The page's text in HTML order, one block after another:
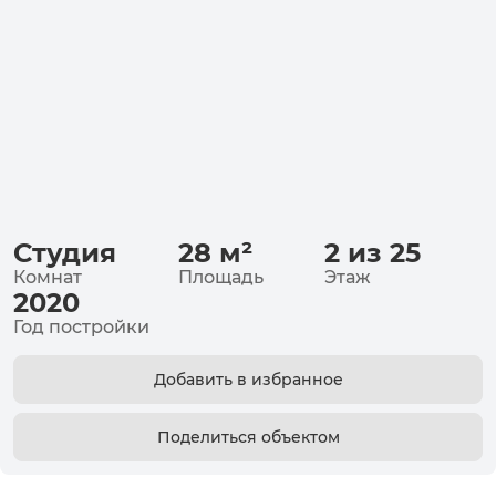
Студия
Комнат
28 м²
Площадь
2 из 25
Этаж
2020
Год постройки
Добавить в избранное
Поделиться объектом